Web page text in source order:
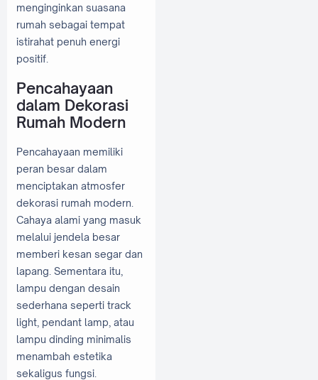
menginginkan suasana
rumah sebagai tempat
istirahat penuh energi
positif.
Pencahayaan
dalam Dekorasi
Rumah Modern
Pencahayaan memiliki
peran besar dalam
menciptakan atmosfer
dekorasi rumah modern.
Cahaya alami yang masuk
melalui jendela besar
memberi kesan segar dan
lapang. Sementara itu,
lampu dengan desain
sederhana seperti track
light, pendant lamp, atau
lampu dinding minimalis
menambah estetika
sekaligus fungsi.